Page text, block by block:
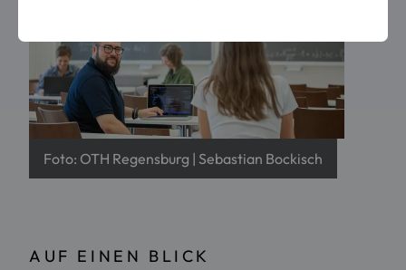
Foto: OTH Regensburg | Sebastian Bockisch
AUF EINEN BLICK